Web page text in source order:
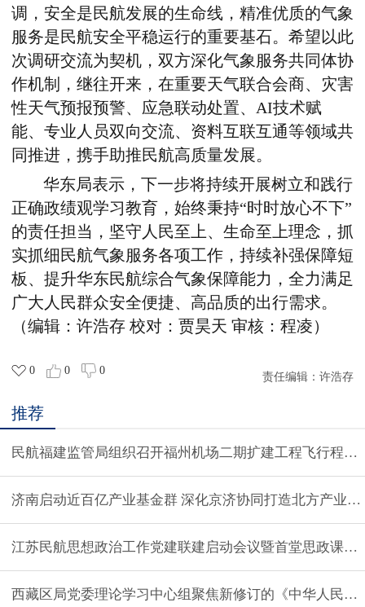
调，安全是民航发展的生命线，精准优质的气象
服务是民航安全平稳运行的重要基石。希望以此
次调研交流为契机，双方深化气象服务共同体协
作机制，继往开来，在重要天气联合会商、灾害
性天气预报预警、应急联动处置、AI技术赋
能、专业人员双向交流、资料互联互通等领域共
同推进，携手助推民航高质量发展。
华东局表示，下一步将持续开展树立和践行
正确政绩观学习教育，始终秉持“时时放心不下”
的责任担当，坚守人民至上、生命至上理念，抓
实抓细民航气象服务各项工作，持续补强保障短
板、提升华东民航综合气象保障能力，全力满足
广大人民群众安全便捷、高品质的出行需求。
（编辑：许浩存 校对：贾昊天 审核：程凌）
0 0 0
责任编辑： 许浩存
推荐
民航福建监管局组织召开福州机场二期扩建工程飞行程序
济南启动近百亿产业基金群 深化京济协同打造北方产业高
江苏民航思想政治工作党建联建启动会议暨首堂思政课举
西藏区局党委理论学习中心组聚焦新修订的《中华人民共